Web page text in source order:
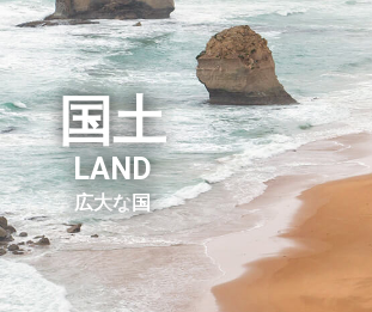
政治 経済 日豪関係
文化・芸術 生活
国土
LAND
広大な国